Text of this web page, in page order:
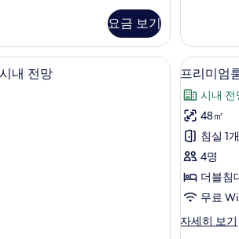
요금 보기
클
럽
라
운
지
이
용,
강
전
룸,
킹
사
즈
침
대
개,
클
럽
라
지
오리/거위털 이불, 미니바, 객실 내 금고, 책상
내 전망
프
리
미
엄
룸,
더
블
대
6
프리미엄
시내 전
48㎡
침실 1개
4명
더블침
무료
자세히 보기
프